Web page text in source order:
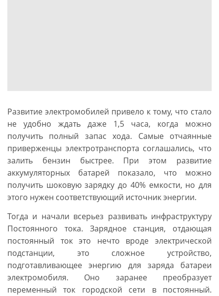
Развитие электромобилей привело к тому, что стало
не удобно ждать даже 1,5 часа, когда можно
получить полный запас хода. Самые отчаянные
приверженцы электротранспорта соглашались, что
залить бензин быстрее. При этом развитие
аккумуляторных батарей показало, что можно
получить шоковую зарядку до 40% емкости, но для
этого нужен соответствующий источник энергии.
Тогда и начали всерьез развивать инфраструктуру
Постоянного тока. Зарядное станция, отдающая
постоянный ток это нечто вроде электрической
подстанции, это сложное устройство,
подготавливающее энергию для заряда батареи
электромобиля. Оно заранее преобразует
переменный ток городской сети в постоянный.